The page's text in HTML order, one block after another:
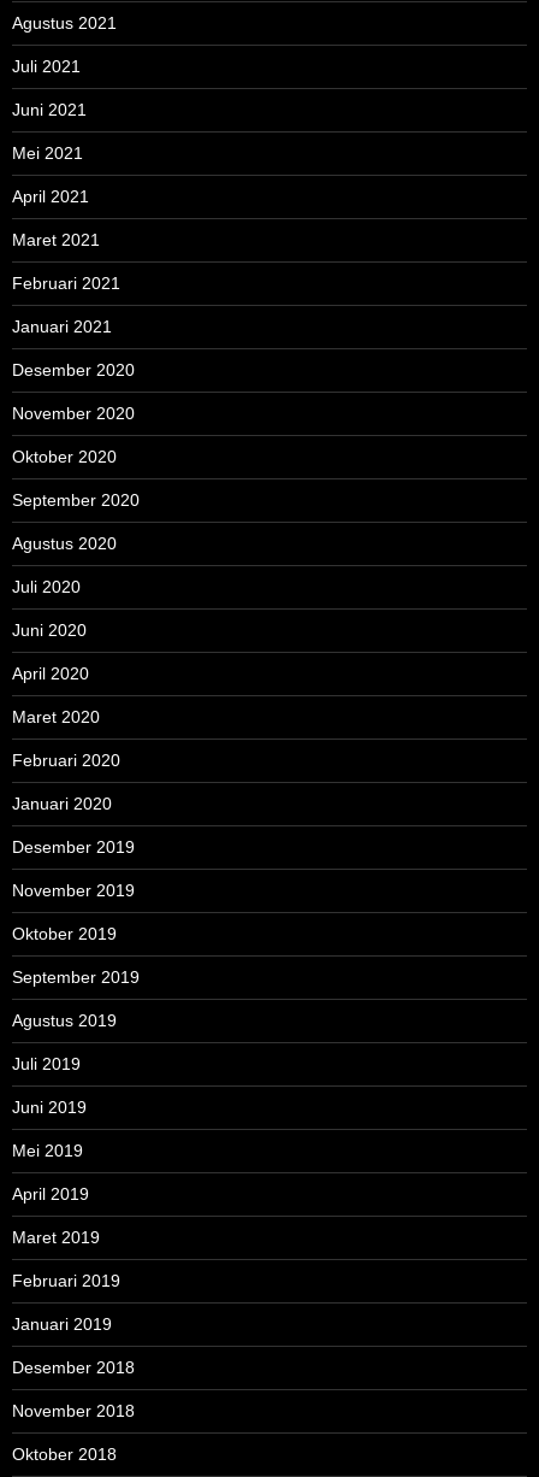
Agustus 2021
Juli 2021
Juni 2021
Mei 2021
April 2021
Maret 2021
Februari 2021
Januari 2021
Desember 2020
November 2020
Oktober 2020
September 2020
Agustus 2020
Juli 2020
Juni 2020
April 2020
Maret 2020
Februari 2020
Januari 2020
Desember 2019
November 2019
Oktober 2019
September 2019
Agustus 2019
Juli 2019
Juni 2019
Mei 2019
April 2019
Maret 2019
Februari 2019
Januari 2019
Desember 2018
November 2018
Oktober 2018